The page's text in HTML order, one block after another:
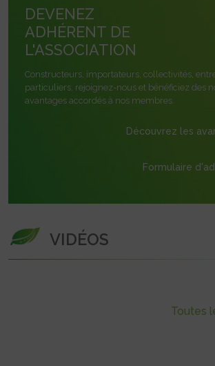
DEVENEZ
ADHÉRENT DE
L'ASSOCIATION
Constructeurs, importateurs, collectivités,
particuliers, rejoignez-nous et bénéficiez des
avantages accordés à nos membres.
Découvrez les
Formulaire
VIDÉOS
Toutes